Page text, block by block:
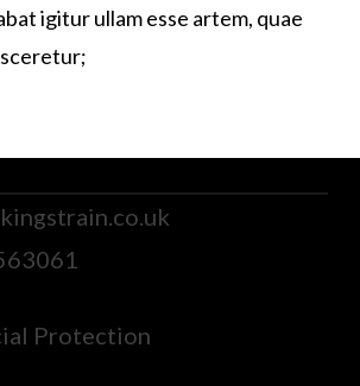
igitur ullam esse artem, quae
Protection